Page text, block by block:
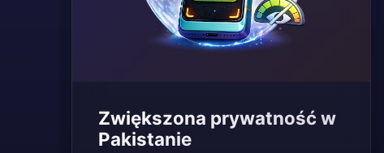
Zwiększona prywatność w
Pakistanie